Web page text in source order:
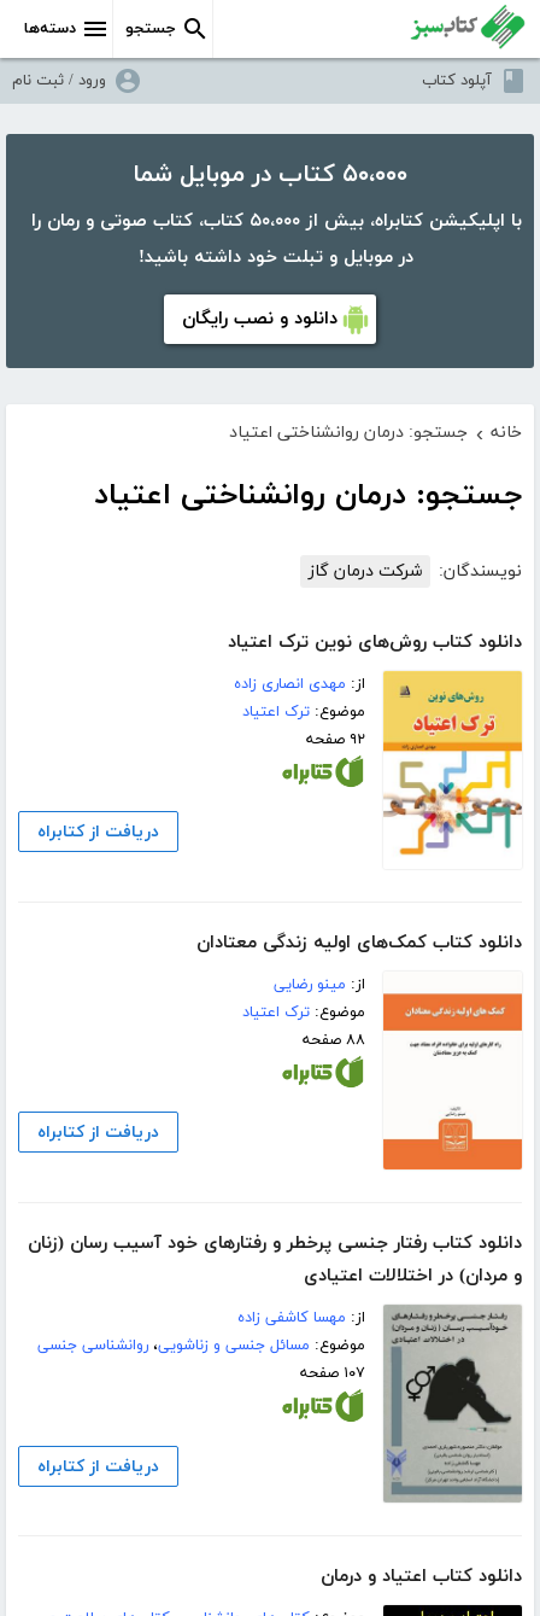
دسته‌ها جستجو
آپلود کتاب ورود / ثبت نام
۵۰،۰۰۰ کتاب در موبایل شما
با اپلیکیشن کتابراه، بیش از ۵۰،۰۰۰ کتاب، کتاب صوتی و رمان را
در موبایل و تبلت خود داشته باشید!
دانلود و نصب رایگان
خانه › جستجو: درمان روانشناختی اعتیاد
جستجو: درمان روانشناختی اعتیاد
نویسندگان: شرکت درمان گاز
دانلود کتاب روش‌های نوین ترک اعتیاد
از: مهدی انصاری زاده
موضوع:ترک اعتیاد
۹۲ صفحه
دریافت از کتابراه
دانلود کتاب کمک‌های اولیه زندگی معتادان
از: مینو رضایی
موضوع:ترک اعتیاد
۸۸ صفحه
دریافت از کتابراه
دانلود کتاب رفتار‌ جنسی پر‌خطر و رفتار‌های خود‌ آسیب رسان (زنان
و مردان) در اختلالات اعتیادی
از: مهسا کاشفی زاده
موضوع: مسائل جنسی و زناشویی،روانشناسی جنسی
۱۰۷ صفحه
دریافت از کتابراه
دانلود کتاب اعتیاد و درمان